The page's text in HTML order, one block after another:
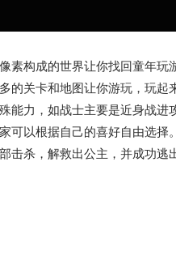
素构成的世界让你找回童年玩
的关卡和地图让你游玩，玩起
能力，如战士主要是近身战进
可以根据自己的喜好自由选择
击杀，解救出公主，并成功逃